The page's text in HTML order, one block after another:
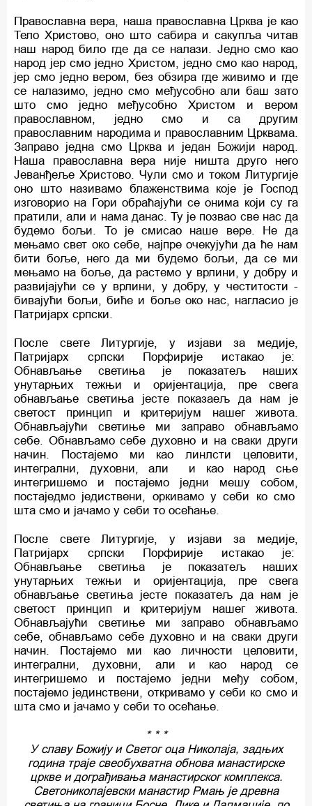
Православна вера, наша православна Црква је као
Тело Христово, оно што сабира и сакупља читав
наш народ било где да се налази. Једно смо као
народ јер смо једно Христом, једно смо као народ,
јер смо једно вером, без обзира где живимо и где
се налазимо, једно смо међусобно али баш зато
што смо једно међусобно Христом и вером
православном, једно смо и са другим
православним народима и православним Црквама.
Заправо једна смо Црква и један Божији народ.
Наша православна вера није ништа друго него
Јеванђеље Христово. Чули смо и током Литургије
оно што називамо блаженствима које је Господ
изговорио на Гори обраћајући се онима који су га
пратили, али и нама данас. Ту је позвао све нас да
будемо бољи. То је смисао наше вере. Не да
мењамо свет око себе, најпре очекујући да ће нам
бити боље, него да ми будемо бољи, да се ми
мењамо на боље, да растемо у врлини, у добру и
развијајући се у врлини, у добру, у честитости -
бивајући бољи, биће и боље око нас, нагласио је
Патријарх српски.
После свете Литургије, у изјави за медије,
Патријарх српски Порфирије истакао је:
Обнављање светиња је показатељ наших
унутарњих тежњи и оријентација, пре свега
обнављање светиња јесте показаељ да нам је
светост принцип и критеријум нашег живота.
Обнављајући светиње ми заправо обнављамо
себе. Обнављамо себе духовно и на сваки други
начин. Постајемо ми као линлсти целовити,
интегрални, духовни, али и као народ сње
интегришемо и постајемо једни мешу собом,
постаједмо једиствени, оркивамо у себи ко смо
шта смо и јачамо у себи то осећање.
После свете Литургије, у изјави за медије,
Патријарх српски Порфирије истакао је:
Обнављање светиња је показатељ наших
унутарњих тежњи и оријентација, пре свега
обнављање светиња јесте показатељ да нам је
светост принцип и критеријум нашег живота.
Обнављајући светиње ми заправо обнављамо
себе, обнављамо себе духовно и на сваки други
начин. Постајемо ми као личности целовити,
интегрални, духовни, али и као народ се
интегришемо и постајемо једни међу собом,
постајемо јединствени, откривамо у себи ко смо и
шта смо и јачамо у себи то осећање.
* * *
У славу Божију и Светог оца Николаја, задњих
година траје свеобухватна обнова манастирске
цркве и дограђивања манастирског комплекса.
Светониколајевски манастир Рмањ је древна